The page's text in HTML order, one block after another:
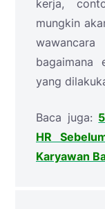
kerja,
mungkin
bagaimana
yang
Baca juga:
HR
Karyawan